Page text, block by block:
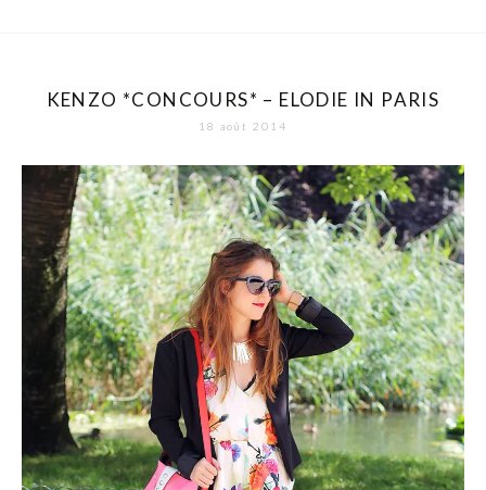
KENZO *CONCOURS* – ELODIE IN PARIS
18 août 2014